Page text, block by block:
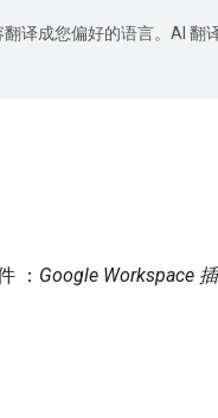
译成您偏好的语言。AI 翻
： Google Workspace